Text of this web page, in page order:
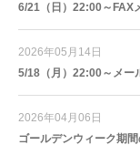
6/21（日）22:00～FAX
2026年05月14日
5/18（月）22:00～メー
2026年04月06日
ゴールデンウィーク期